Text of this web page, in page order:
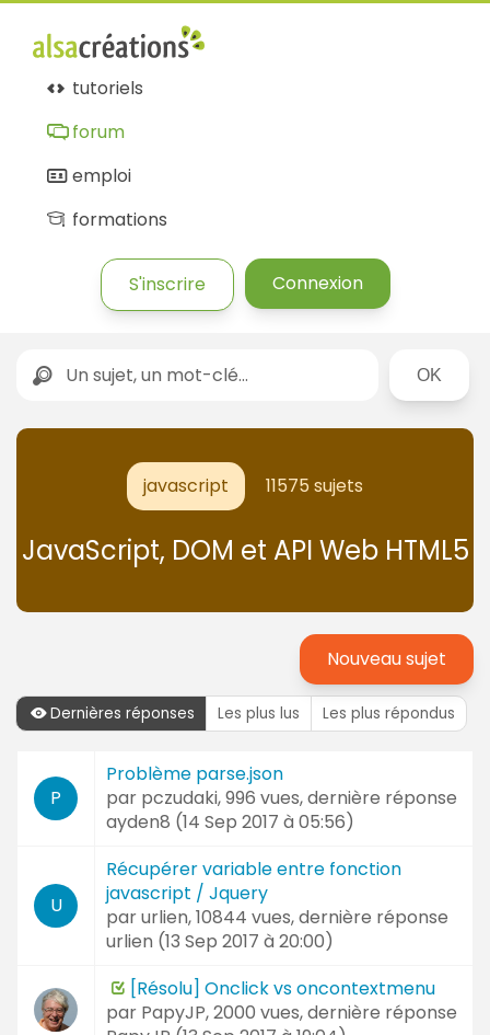
Forum
Alsacréations
tutoriels
forum
emploi
formations
S'inscrire Connexion
Rechercher
javascript 11575 sujets
JavaScript, DOM et API Web HTML5
Nouveau sujet
Dernières réponses Les plus lus Les plus répondus
réponses
Sujet
et
Auteur
P
Problème parse.json
par pczudaki, 996 vues, dernière réponse
ayden8 (14 Sep 2017 à 05:56)
U
Récupérer variable entre fonction
javascript / Jquery
parurlien, 10844 vues, dernière réponse
urlien (13 Sep 2017 à 20:00)
[Résolu] Onclick vs oncontextmenu
par PapyJP, 2000 vues, dernière réponse